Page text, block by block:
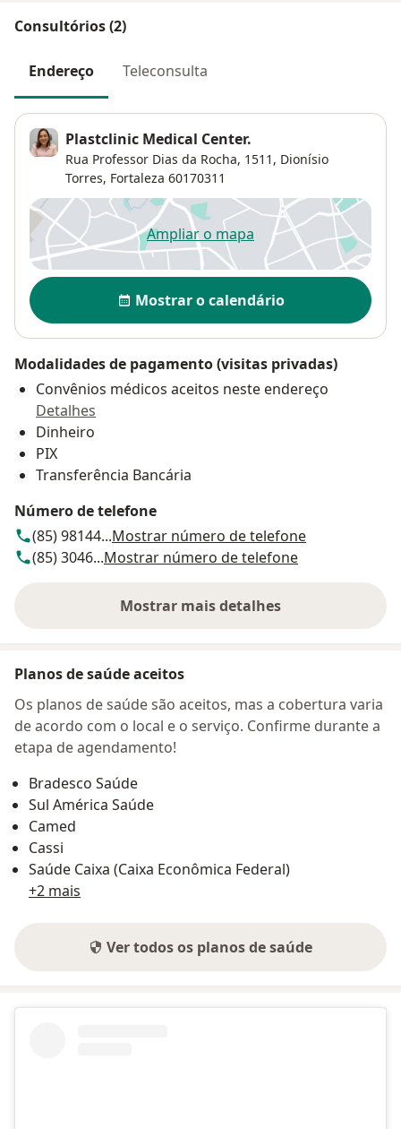
Consultórios (2)
Endereço Teleconsulta
Plastclinic Medical Center.
Rua Professor Dias da Rocha, 1511, Dionísio
Torres, Fortaleza 60170311
Ampliar o mapaabre num novo separador
Disponibilidade
Mostrar o calendário
Modalidades de pagamento (visitas privadas)
Convênios médicos aceitos neste endereço
Detalhes
Dinheiro
PIX
Transferência Bancária
Número de telefone
(85) 98144...Mostrar número de telefone
(85) 3046...Mostrar número de telefone
Mostrar mais detalhes
sobre o endereço
Planos de saúde aceitos
Os planos de saúde são aceitos, mas a cobertura varia
de acordo com o local e o serviço. Confirme durante a
etapa de agendamento!
Bradesco Saúde
Sul América Saúde
Camed
Cassi
Saúde Caixa (Caixa Econômica Federal)
+2 mais
Ver todos os planos de saúde